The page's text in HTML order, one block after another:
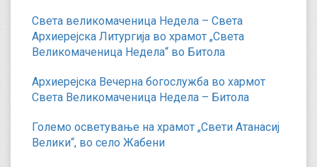
Света великомаченица Недела – Света
Архиерејска Литургија во храмот „Света
Великомаченица Недела“ во Битола
Архиерејска Вечерна богослужба во хармот
Света Великомаченица Недела – Битола
Големо осветување на храмот „Свети Атанасиј
Велики“, во село Жабени